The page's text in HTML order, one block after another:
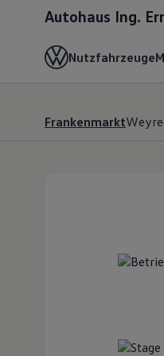
Autohaus Ing.
Nutzfahrzeuge
Frankenmarkt